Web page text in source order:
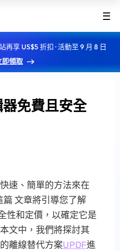
再享 US$5 折扣 · 活動至 9 月 8 日
即領取
免費且安全
速、簡單的方法來在
篇 文章將引導您了解
性和定價，以確定它是
文中，我們將探討其
離線替代方案UPDF進